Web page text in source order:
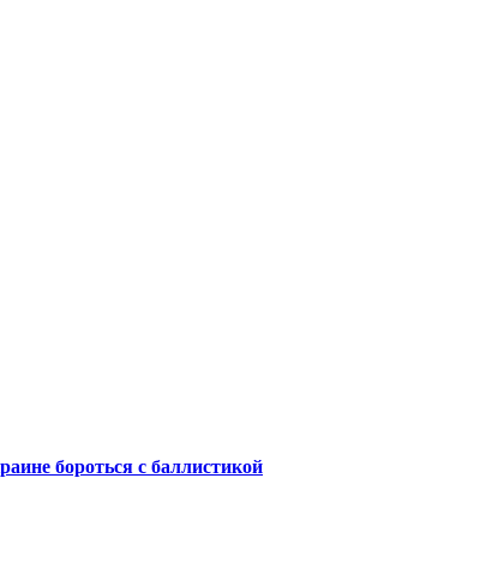
бороться с баллистикой